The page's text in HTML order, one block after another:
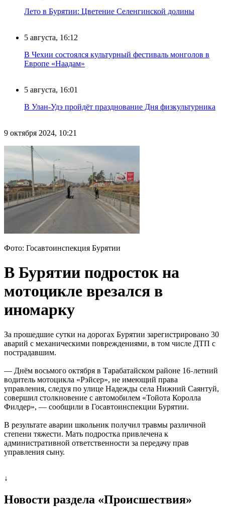
Лето в Бурятии: Цветение Селенгинской долины
5 августа, 16:12
В Чехии состоялся культурный фестиваль монголов в
Европе «Наадам»
5 августа, 16:01
В Улан-Удэ пройдёт празднование Дня физкультурника
9 октября 2024, 10:21
Фото: Госавтоинспекция Бурятии
В Бурятии подросток на
мотоцикле врезался в
иномарку
За прошедшие сутки на дорогах Бурятии зарегистрировано 30
аварий с механическими повреждениями, в том числе ДТП с
пострадавшим.
— Днём восьмого октября в Тарабатайском районе 16–летний
водитель мотоцикла «Рэйсер», не имеющий права
управления, следуя по улице Надежды села Нижний Саянтуй,
совершил столкновение с автомобилем «Тойота Королла
Филдер», — сообщили в Госавтоинспекции Бурятии.
В результате аварии школьник получил травмы различной
степени тяжести. Мать подростка привлечена к
административной ответственности за передачу прав
управления сыну.
↓
Новости раздела «Происшествия»